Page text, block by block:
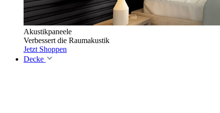
Akustikpaneele
Verbessert die Raumakustik
Jetzt Shoppen
Decke